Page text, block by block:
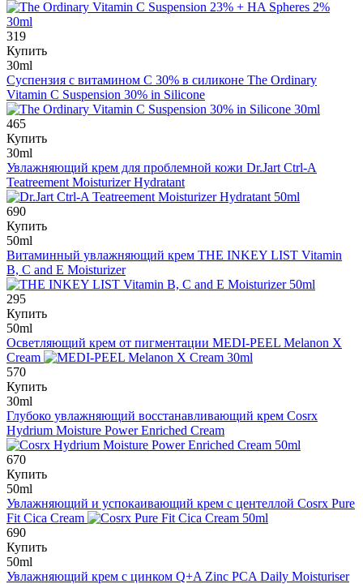
319
Купить
30ml
Суспензия с витамином С 30% в силиконе The Ordinary
Vitamin C Suspension 30% in Silicone
465
Купить
30ml
Увлажняющий крем для проблемной кожи Dr.Jart Ctrl-A
Teatreement Moisturizer Hydratant
690
Купить
50ml
Витаминный увлажняющий крем THE INKEY LIST Vitamin
B, C and E Moisturizer
295
Купить
50ml
Осветляющий крем от пигментации MEDI-PEEL Melanon X
Cream
570
Купить
30ml
Глубоко увлажняющий восстанавливающий крем Cosrx
Hydrium Moisture Power Enriched Cream
670
Купить
50ml
Увлажняющий и успокаивающий крем с центеллой Cosrx Pure
Fit Cica Cream
690
Купить
50ml
Увлажняющий крем с цинком Q+A Zinc PCA Daily Moisturiser